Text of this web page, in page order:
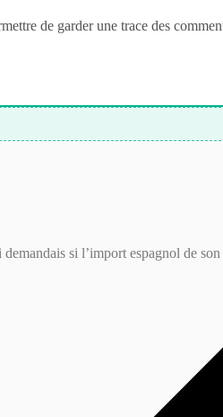
de garder une trace des
si l’import espagnol de